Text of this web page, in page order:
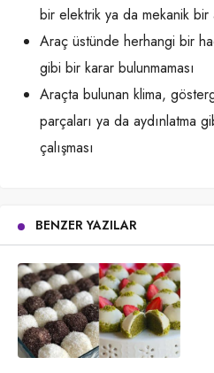
bir elektrik ya da mekanik bir
Araç üstünde herhangi bir
gibi bir karar bulunmaması
Araçta bulunan klima,
parçaları ya da aydınlatma
çalışması
BENZER YAZILAR